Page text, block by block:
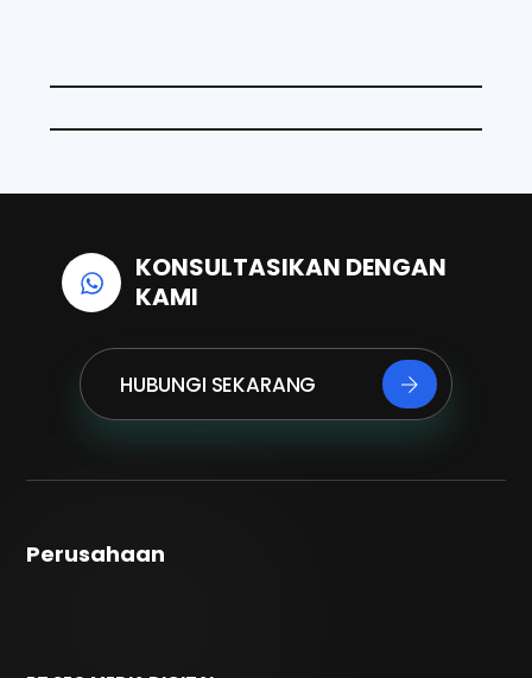
k n p
KONSULTASIKAN DENGAN
KAMI
HUBUNGI SEKARANG
Perusahaan